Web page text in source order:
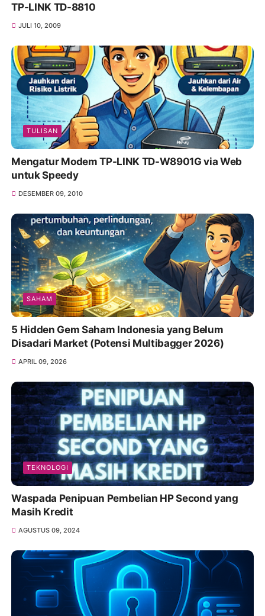
TP-LINK TD-8810
JULI 10, 2009
TULISAN
Mengatur Modem TP-LINK TD-W8901G via Web
untuk Speedy
DESEMBER 09, 2010
SAHAM
5 Hidden Gem Saham Indonesia yang Belum
Disadari Market (Potensi Multibagger 2026)
APRIL 09, 2026
TEKNOLOGI
Waspada Penipuan Pembelian HP Second yang
Masih Kredit
AGUSTUS 09, 2024